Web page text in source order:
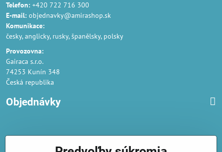
Telefon: +420 722 716 300
E-mail: objednavky@amirashop.sk
Komunikace:
česky, anglicky, rusky, španělsky, polsky
Provozovna:
Gairaca s.r.o.
74253 Kunín 348
Česká republika
Objednávky